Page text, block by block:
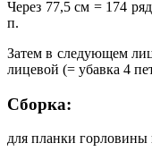
Через 77,5 см = 174
п.
Затем в следующем
лицевой (= убавка 4
Сборка:
для планки горловины